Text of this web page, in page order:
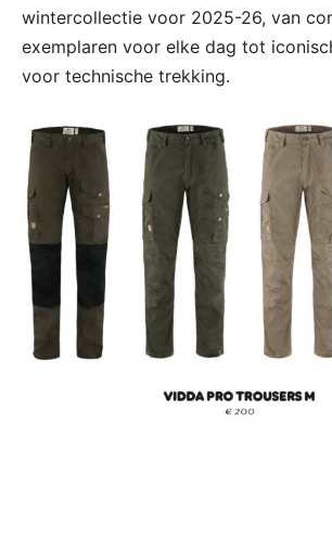
wintercollectie voor 2025-26, van
exemplaren voor elke dag tot
voor technische trekking.